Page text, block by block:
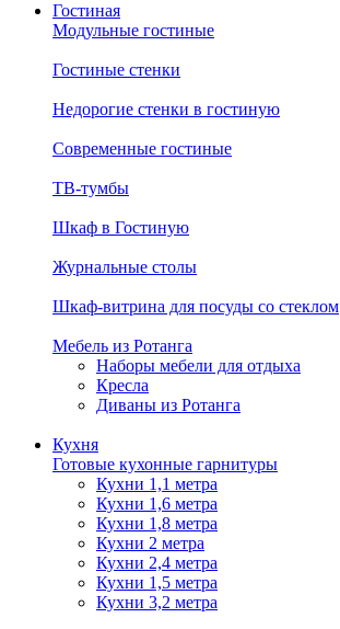
Гостиная
Модульные гостиные
Гостиные стенки
Недорогие стенки в гостиную
Современные гостиные
ТВ-тумбы
Шкаф в Гостиную
Журнальные столы
Шкаф-витрина для посуды со стеклом
Мебель из Ротанга
Наборы мебели для отдыха
Кресла
Диваны из Ротанга
Кухня
Готовые кухонные гарнитуры
Кухни 1,1 метра
Кухни 1,6 метра
Кухни 1,8 метра
Кухни 2 метра
Кухни 2,4 метра
Кухни 1,5 метра
Кухни 3,2 метра